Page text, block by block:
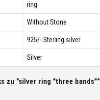
ring
Without Stone
925/- Sterling silver
Silver
zu "silver ring "three bands""